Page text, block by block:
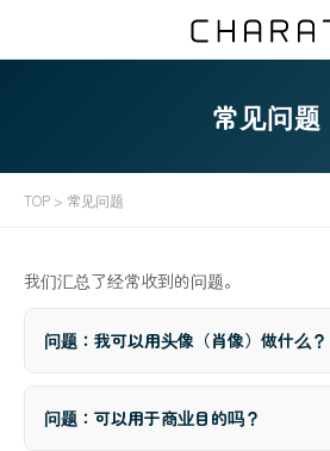
常见问题
TOP > 常见问题
我们汇总了经常收到的问题。
问题：我可以用头像（肖像）做什么？
问题：可以用于商业目的吗？